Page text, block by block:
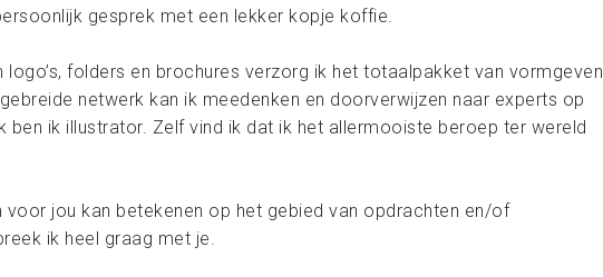
gesprek met een lekker kopje koffie.
logo’s, folders en brochures verzorg ik het totaalpakket van vormgeven
netwerk kan ik meedenken en doorverwijzen naar experts op
ben ik illustrator. Zelf vind ik dat ik het allermooiste beroep ter wereld
voor jou kan betekenen op het gebied van opdrachten en/of
ik heel graag met je.